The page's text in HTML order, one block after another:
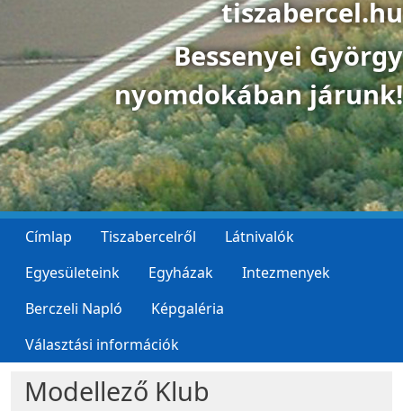
tiszabercel.hu
Bessenyei György
nyomdokában járunk!
Címlap Tiszabercelről
Látnivalók
Egyesületeink
Egyházak
Intezmenyek
Berczeli Napló
Képgaléria
Választási információk
Modellező Klub